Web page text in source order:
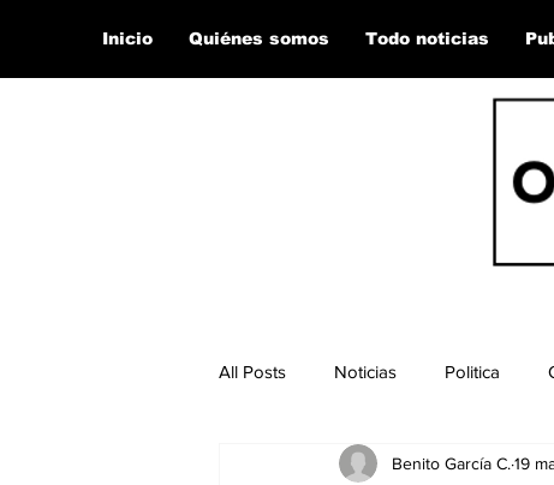
Inicio Quiénes somos Todo noticias
All Posts Noticias Politica
Benito García C. 19